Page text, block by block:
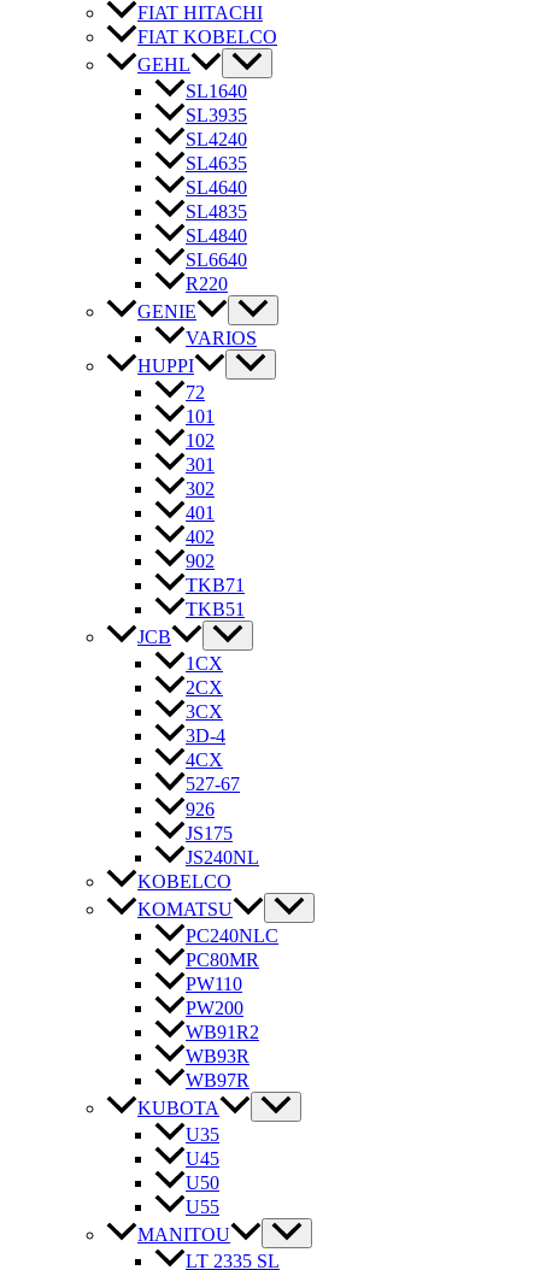
FIAT HITACHI
FIAT KOBELCO
GEHL
SL1640
SL3935
SL4240
SL4635
SL4640
SL4835
SL4840
SL6640
R220
GENIE
VARIOS
HUPPI
72
101
102
301
302
401
402
902
TKB71
TKB51
JCB
1CX
2CX
3CX
3D-4
4CX
527-67
926
JS175
JS240NL
KOBELCO
KOMATSU
PC240NLC
PC80MR
PW110
PW200
WB91R2
WB93R
WB97R
KUBOTA
U35
U45
U50
U55
MANITOU
LT 2335 SL